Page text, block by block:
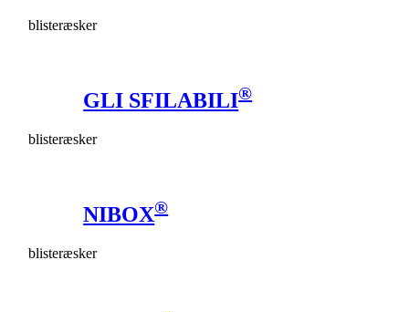
blisteræsker
GLI SFILABILI®
blisteræsker
NIBOX®
blisteræsker